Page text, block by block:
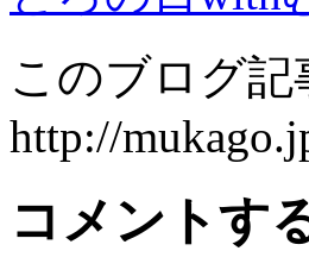
このブログ
http://
コメントす